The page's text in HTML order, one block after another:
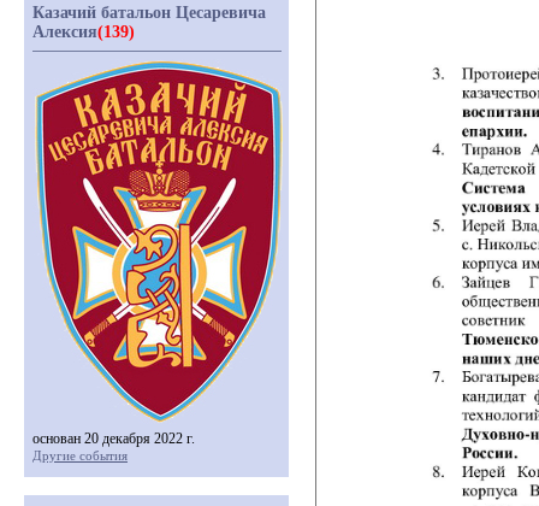
Казачий батальон Цесаревича
Алексия(139)
основан 20 декабря 2022 г.
Другие события